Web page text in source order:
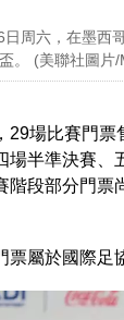
日周六，在墨西
。 (美聯社圖片
29場比賽門票
場半準決賽、
階段部分門票
票屬於國際足